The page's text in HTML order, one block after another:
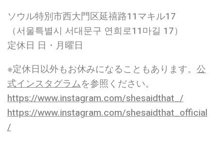
ソウル特別市西大門区延禧路11マキル17
（서울특별시 서대문구 연희로11마길 17）
定休日 日・月曜日
※定休日以外もお休みになることもあります。 公
式インスタグラムを参照ください。
https://www.instagram.com/shesaidthat_/
https://www.instagram.com/shesaidthat_official
/